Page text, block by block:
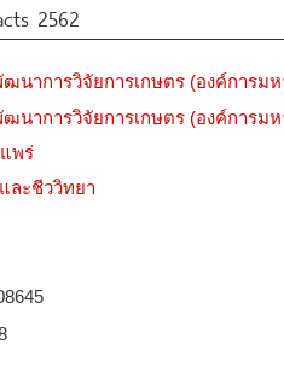
2562
นาการวิจัยการเกษตร (องค์การม
นาการวิจัยการเกษตร (องค์การม
พร่
ละชีววิทยา